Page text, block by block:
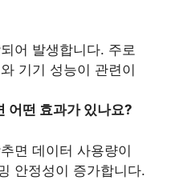
어 발생합니다. 주로
기기 성능이 관련이
어떤 효과가 있나요?
면 데이터 사용량이
안정성이 증가합니다.